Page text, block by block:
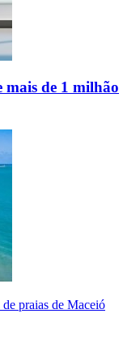
de 1 milhão
praias de Maceió